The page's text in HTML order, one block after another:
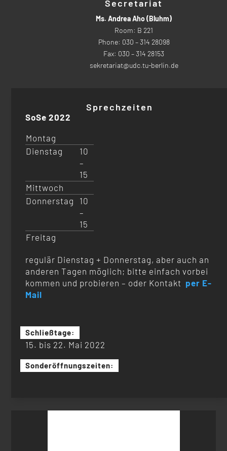
Secretariat
Ms. Andrea Aho (Bluhm)
Room: B 221
Phone: 030 – 314 28098
Fax: 030 – 314 28153
sekretariat@udc.tu-berlin.de
Sprechzeiten
SoSe 2022
Montag
Dienstag
10
–
15
Mittwoch
Donnerstag
10
–
15
Freitag
regulär Dienstag + Donnerstag, aber auch an
anderen Tagen möglich; bitte einfach vorbei
kommen und probieren – oder Kontakt per E-
Mail
Schließtage:
15. bis 22. Mai 2022
Sonderöffnungszeiten: